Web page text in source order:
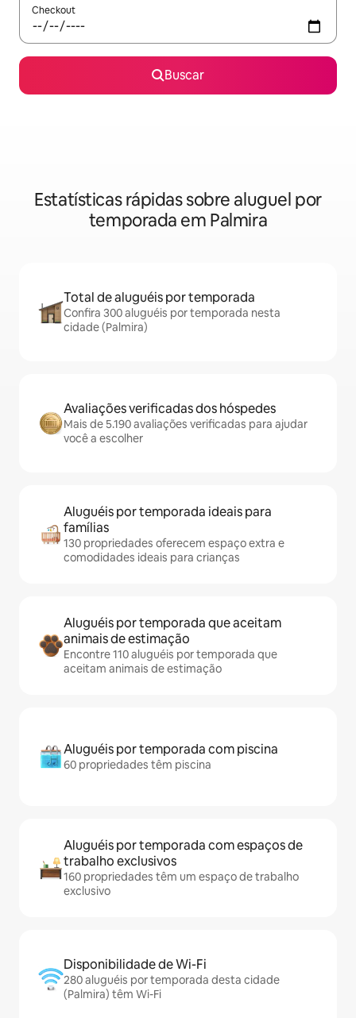
Checkout
Buscar
Estatísticas rápidas sobre aluguel por
temporada em Palmira
Total de aluguéis por temporada
Confira 300 aluguéis por temporada nesta
cidade (Palmira)
Avaliações verificadas dos hóspedes
Mais de 5.190 avaliações verificadas para ajudar
você a escolher
Aluguéis por temporada ideais para
famílias
130 propriedades oferecem espaço extra e
comodidades ideais para crianças
Aluguéis por temporada que aceitam
animais de estimação
Encontre 110 aluguéis por temporada que
aceitam animais de estimação
Aluguéis por temporada com piscina
60 propriedades têm piscina
Aluguéis por temporada com espaços de
trabalho exclusivos
160 propriedades têm um espaço de trabalho
exclusivo
Disponibilidade de Wi-Fi
280 aluguéis por temporada desta cidade
(Palmira) têm Wi-Fi